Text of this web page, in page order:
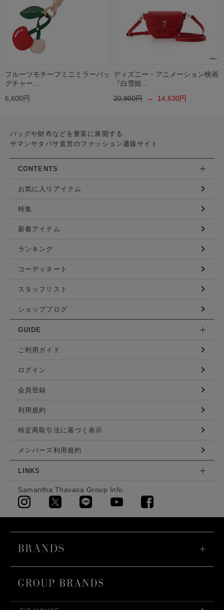
フルーツモチーフミニミラーバッ
グチャー…
6,600円
ディズニー・アニメーション映画
『白雪姫…
20,900円→ 14,630円
バッグや財布などを豊富に展開する
サマンサタバサ直営のファッション通販サイト
CONTENTS
お気に入りアイテム
特集
新着アイテム
ランキング
コーディネート
スタッフリスト
ショップブログ
GUIDE
ご利用ガイド
ログイン
会員登録
利用規約
特定商取引法に基づく表示
メンバーズ利用規約
LINKS
Samantha Thavasa Group Info.